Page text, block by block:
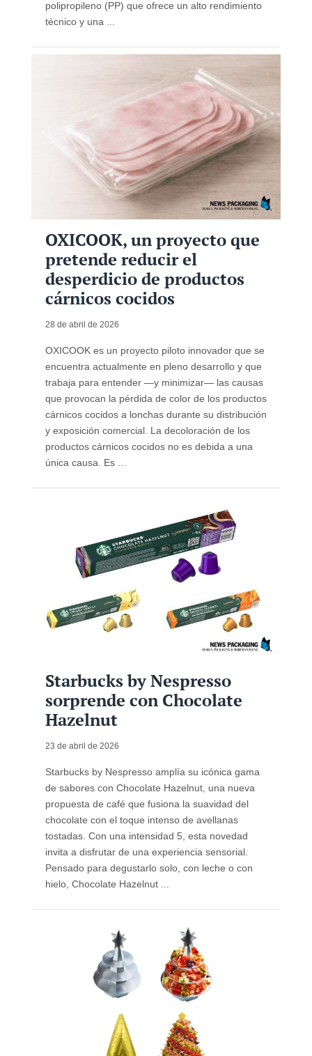
polipropileno (PP) que ofrece un alto rendimiento
técnico y una ...
OXICOOK, un proyecto que
pretende reducir el
desperdicio de productos
cárnicos cocidos
28 de abril de 2026
OXICOOK es un proyecto piloto innovador que se
encuentra actualmente en pleno desarrollo y que
trabaja para entender —y minimizar— las causas
que provocan la pérdida de color de los productos
cárnicos cocidos a lonchas durante su distribución
y exposición comercial. La decoloración de los
productos cárnicos cocidos no es debida a una
única causa. Es ...
Starbucks by Nespresso
sorprende con Chocolate
Hazelnut
23 de abril de 2026
Starbucks by Nespresso amplía su icónica gama
de sabores con Chocolate Hazelnut, una nueva
propuesta de café que fusiona la suavidad del
chocolate con el toque intenso de avellanas
tostadas. Con una intensidad 5, esta novedad
invita a disfrutar de una experiencia sensorial.
Pensado para degustarlo solo, con leche o con
hielo, Chocolate Hazelnut ...